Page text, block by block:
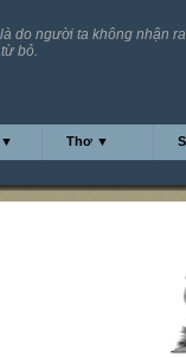
do người ta không nhận
bỏ.
▼ Thơ ▼